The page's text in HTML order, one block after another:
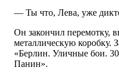
— Ты что, Лева, уже
Он закончил перемотку,
металлическую коробку.
«Берлин. Уличные бои.
Панин».